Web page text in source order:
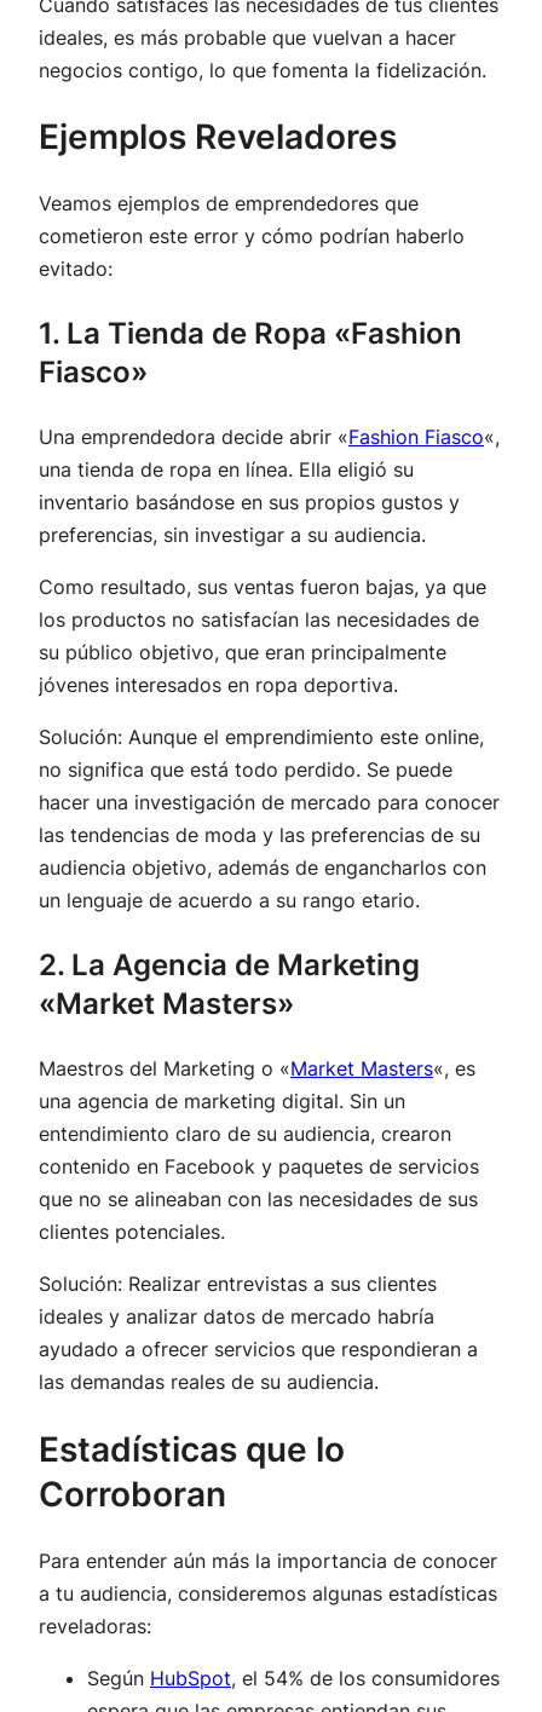
ideales, es más probable que vuelvan a hacer
negocios contigo, lo que fomenta la fidelización.
Ejemplos Reveladores
Veamos ejemplos de emprendedores que
cometieron este error y cómo podrían haberlo
evitado:
1. La Tienda de Ropa «Fashion
Fiasco»
Una emprendedora decide abrir «Fashion Fiasco«,
una tienda de ropa en línea. Ella eligió su
inventario basándose en sus propios gustos y
preferencias, sin investigar a su audiencia.
Como resultado, sus ventas fueron bajas, ya que
los productos no satisfacían las necesidades de
su público objetivo, que eran principalmente
jóvenes interesados en ropa deportiva.
Solución: Aunque el emprendimiento este online,
no significa que está todo perdido. Se puede
hacer una investigación de mercado para conocer
las tendencias de moda y las preferencias de su
audiencia objetivo, además de engancharlos con
un lenguaje de acuerdo a su rango etario.
2. La Agencia de Marketing
«Market Masters»
Maestros del Marketing o «Market Masters«, es
una agencia de marketing digital. Sin un
entendimiento claro de su audiencia, crearon
contenido en Facebook y paquetes de servicios
que no se alineaban con las necesidades de sus
clientes potenciales.
Solución: Realizar entrevistas a sus clientes
ideales y analizar datos de mercado habría
ayudado a ofrecer servicios que respondieran a
las demandas reales de su audiencia.
Estadísticas que lo
Corroboran
Para entender aún más la importancia de conocer
a tu audiencia, consideremos algunas estadísticas
reveladoras:
Según HubSpot, el 54% de los consumidores